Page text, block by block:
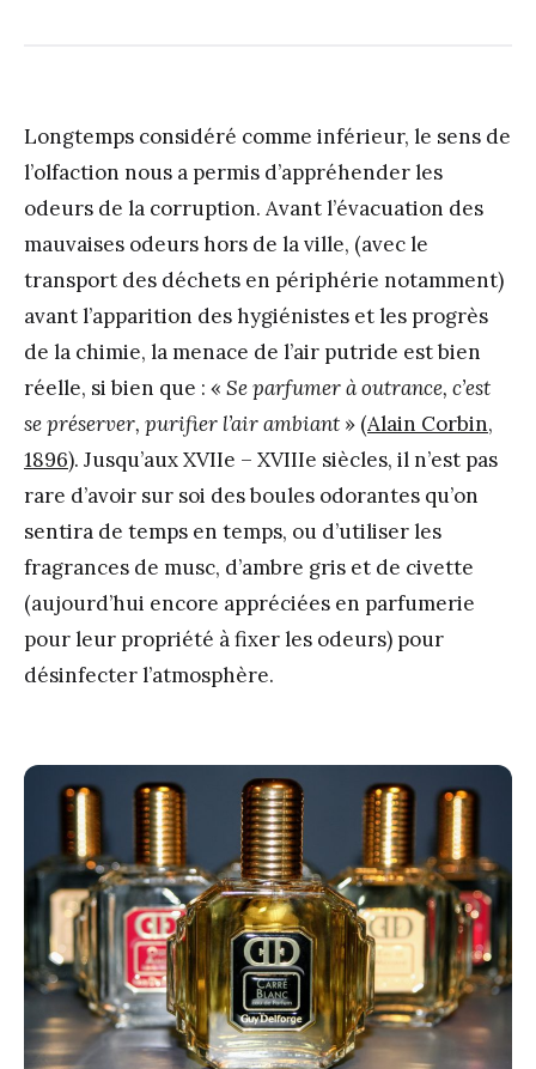
Longtemps considéré comme inférieur, le sens de
l’olfaction nous a permis d’appréhender les
odeurs de la corruption. Avant l’évacuation des
mauvaises odeurs hors de la ville, (avec le
transport des déchets en périphérie notamment)
avant l’apparition des hygiénistes et les progrès
de la chimie, la menace de l’air putride est bien
réelle, si bien que : « Se parfumer à outrance, c’est
se préserver, purifier l’air ambiant » (Alain Corbin,
1896). Jusqu’aux XVIIe – XVIIIe siècles, il n’est pas
rare d’avoir sur soi des boules odorantes qu’on
sentira de temps en temps, ou d’utiliser les
fragrances de musc, d’ambre gris et de civette
(aujourd’hui encore appréciées en parfumerie
pour leur propriété à fixer les odeurs) pour
désinfecter l’atmosphère.